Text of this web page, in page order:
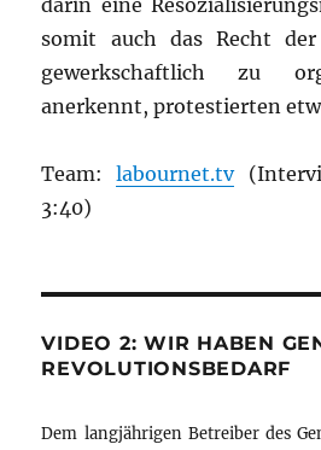
darin eine
somit auch das Recht der
gewerkschaftlich zu
anerkennt, protestierten
Team:labournet.tv
3:40)
VIDEO 2: WIR HABEN
REVOLUTIONSBEDARF
Dem langjährigen Betreiber des